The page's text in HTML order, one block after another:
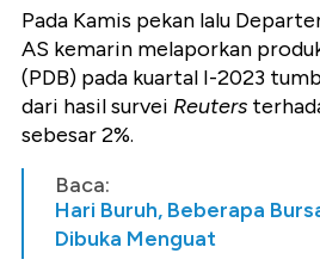
Pada Kamis pekan lalu
AS kemarin melaporkan
(PDB) pada kuartal I-2023
dari hasil survei Reuters
sebesar 2%.
Baca:
Hari Buruh, Beberapa
Dibuka Menguat